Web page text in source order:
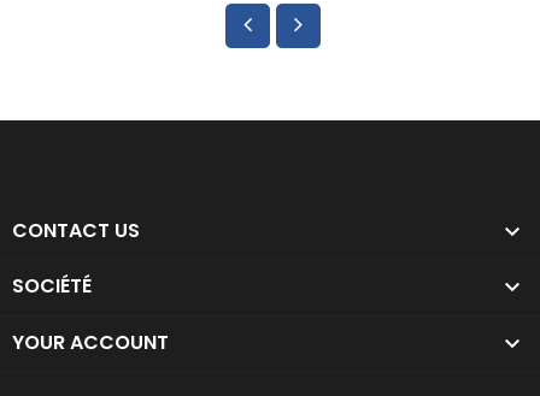
CONTACT US 
SOCIÉTÉ 
YOUR ACCOUNT 